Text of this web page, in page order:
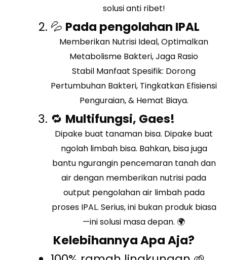
solusi anti ribet!
💦 Pada pengolahan IPAL
Memberikan Nutrisi Ideal, Optimalkan
Metabolisme Bakteri, Jaga Rasio
Stabil Manfaat Spesifik: Dorong
Pertumbuhan Bakteri, Tingkatkan Efisiensi
Penguraian, & Hemat Biaya.
🔁 Multifungsi, Gaes!
Dipake buat tanaman bisa. Dipake buat
ngolah limbah bisa. Bahkan, bisa juga
bantu ngurangin pencemaran tanah dan
air dengan memberikan nutrisi pada
output pengolahan air limbah pada
proses IPAL. Serius, ini bukan produk biasa
—ini solusi masa depan. 🌍
Kelebihannya Apa Aja?